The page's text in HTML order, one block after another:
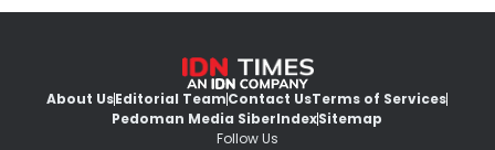
About UsEditorial TeamContact UsTerms of Services
Pedoman Media SiberIndexSitemap
Follow Us